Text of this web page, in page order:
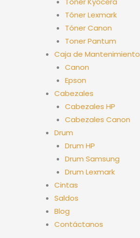
Tóner Lexmark
Tóner Canon
Toner Pantum
Caja de Mantenimiento
Canon
Epson
Cabezales
Cabezales HP
Cabezales Canon
Drum
Drum HP
Drum Samsung
Drum Lexmark
Cintas
Saldos
Blog
Contáctanos